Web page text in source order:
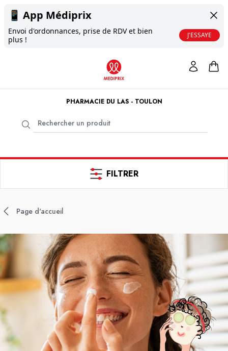
📱 App Médiprix
Envoi d'ordonnances, prise de RDV et bien
plus !
J'ESSAYE
PHARMACIE DU LAS - TOULON
FILTRER
Page d'accueil